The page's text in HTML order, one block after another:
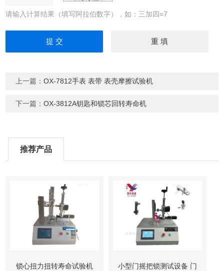
请输入计算结果（填写阿拉伯数字），如：三加四=7
上一篇：OX-7812手表 表带 表壳摩擦试验机
下一篇：OX-3812A钥匙和锁芯回转寿命机
推荐产品
锁心扭力扭转寿命试验机 小型门摇把锁测试设备 门